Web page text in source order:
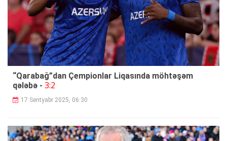
“Qarabağ”dan Çempionlar Liqasında möhtəşəm
qələbə - 3:2
17 Sentyabr 2025, 06:30